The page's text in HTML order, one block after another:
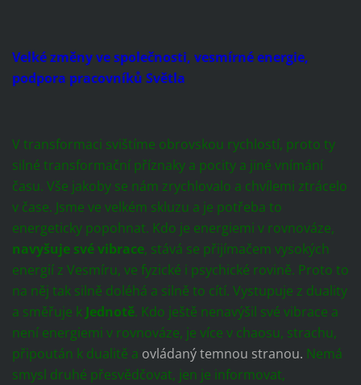
Velké změny ve společnosti, vesmírné energie,
podpora pracovníků Světla
V transformaci svištíme obrovskou rychlostí, proto ty
silné transformační příznaky a pocity a jiné vnímání
času. Vše jakoby se nám zrychlovalo a chvílemi ztrácelo
v čase. Jsme ve velkém skluzu a je potřeba to
energeticky popohnat. Kdo je energiemi v rovnováze,
navyšuje své vibrace, stává se přijímačem vysokých
energií z Vesmíru, ve fyzické i psychické rovině. Proto to
na něj tak silně doléhá a silně to cítí. Vystupuje z duality
a směřuje k Jednotě. Kdo ještě nenavýšil své vibrace a
není energiemi v rovnováze, je více v chaosu, strachu,
připoután k dualitě a ovládaný temnou stranou. Nemá
smysl druhé přesvědčovat, jen je informovat,